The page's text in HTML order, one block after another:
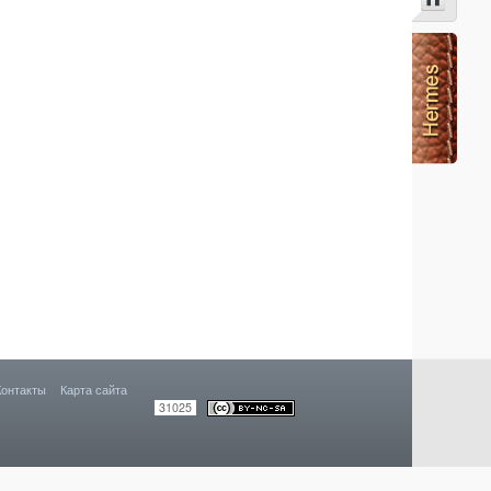
Карта сайта
31025